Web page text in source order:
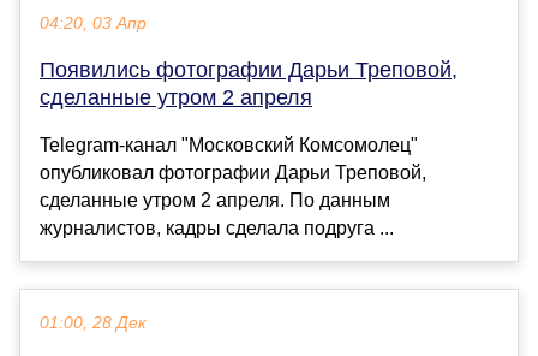
04:20, 03 Апр
Появились фотографии Дарьи Треповой,
сделанные утром 2 апреля
Telegram-канал "Московский Комсомолец"
опубликовал фотографии Дарьи Треповой,
сделанные утром 2 апреля. По данным
журналистов, кадры сделала подруга ...
01:00, 28 Дек